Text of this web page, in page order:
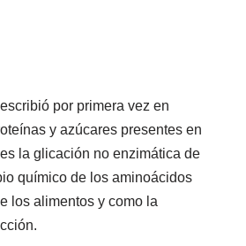
por primera vez en
y azúcares presentes en
la glicación no enzimática de
químico de los aminoácidos
los alimentos y como la